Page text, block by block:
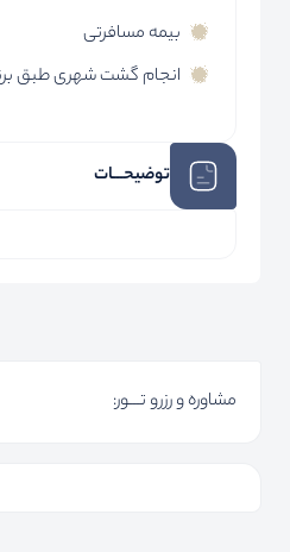
بیمه مسافرتی
انجام گشت شهری طبق
توضیحـــات
مشاوره و رزرو تـــور: